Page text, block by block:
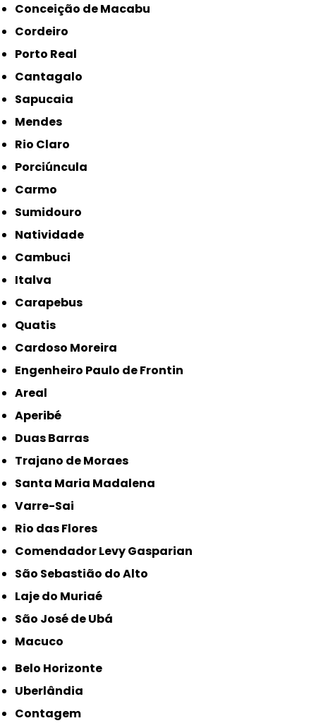
Conceição de Macabu
Cordeiro
Porto Real
Cantagalo
Sapucaia
Mendes
Rio Claro
Porciúncula
Carmo
Sumidouro
Natividade
Cambuci
Italva
Carapebus
Quatis
Cardoso Moreira
Engenheiro Paulo de Frontin
Areal
Aperibé
Duas Barras
Trajano de Moraes
Santa Maria Madalena
Varre-Sai
Rio das Flores
Comendador Levy Gasparian
São Sebastião do Alto
Laje do Muriaé
São José de Ubá
Macuco
Belo Horizonte
Uberlândia
Contagem